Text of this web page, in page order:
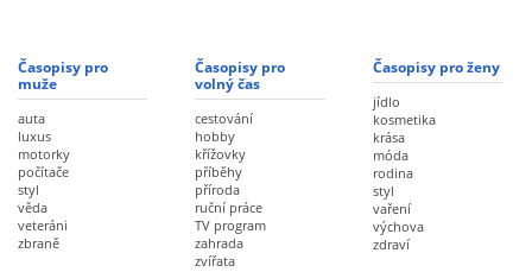
Časopisy pro
muže
auta
luxus
motorky
počítače
styl
věda
veteráni
zbraně
Časopisy pro
volný čas
cestování
hobby
křížovky
příběhy
příroda
ruční práce
TV program
zahrada
zvířata
Časopisy pro ženy
jídlo
kosmetika
krása
móda
rodina
styl
vaření
výchova
zdraví